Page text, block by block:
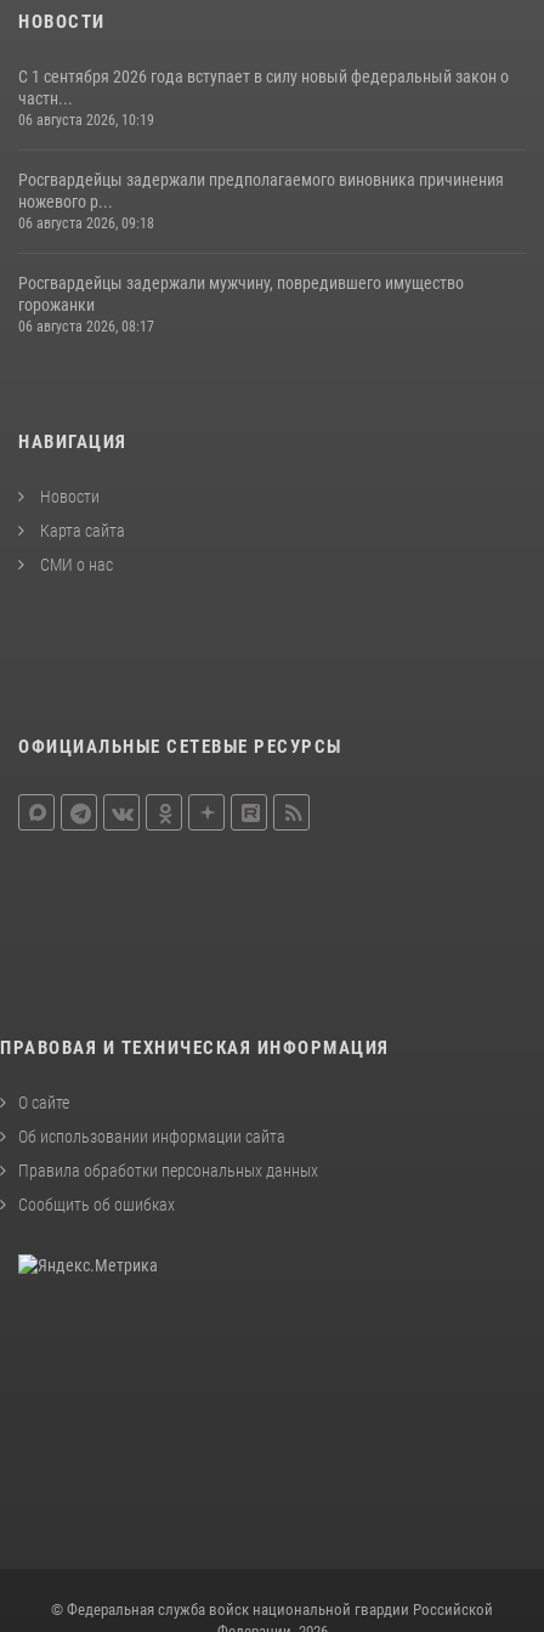
НОВОСТИ
С 1 сентября 2026 года вступает в силу новый федеральный закон о
частн...
06 августа 2026, 10:19
Росгвардейцы задержали предполагаемого виновника причинения
ножевого р...
06 августа 2026, 09:18
Росгвардейцы задержали мужчину, повредившего имущество
горожанки
06 августа 2026, 08:17
НАВИГАЦИЯ
Новости
Карта сайта
СМИ о нас
ОФИЦИАЛЬНЫЕ СЕТЕВЫЕ РЕСУРСЫ
ПРАВОВАЯ И ТЕХНИЧЕСКАЯ ИНФОРМАЦИЯ
О сайте
Об использовании информации сайта
Правила обработки персональных данных
Сообщить об ошибках
© Федеральная служба войск национальной гвардии Российской